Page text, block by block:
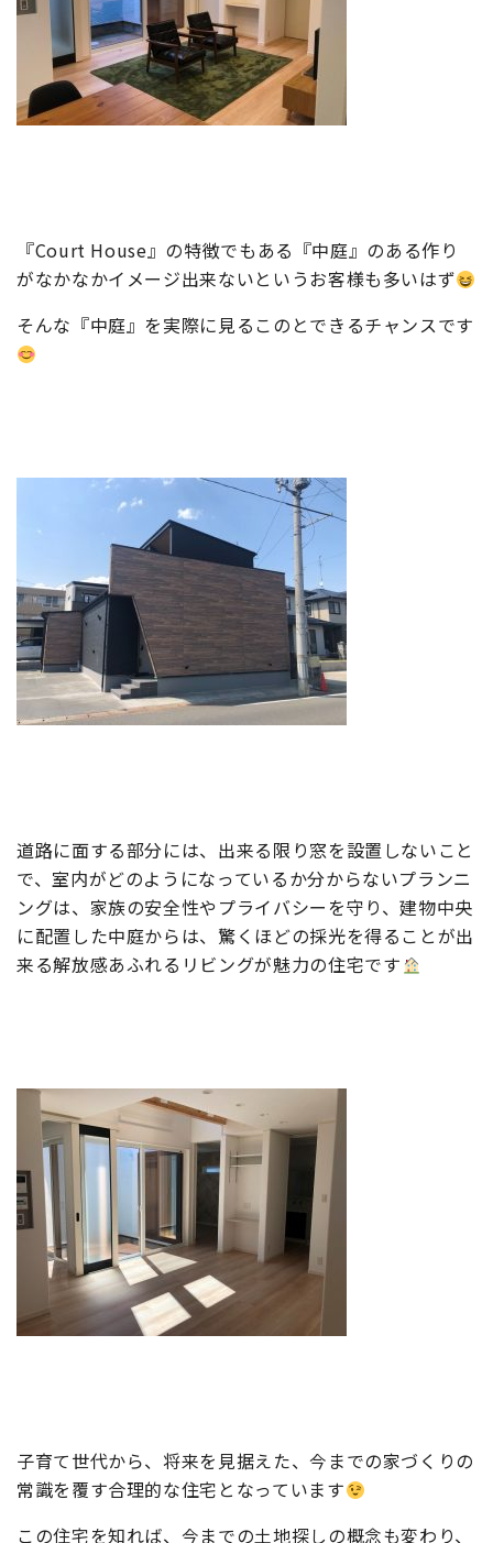
『Court House』の特徴でもある『中庭』のある作り
がなかなかイメージ出来ないというお客様も多いはず
そんな『中庭』を実際に見るこのとできるチャンスです
道路に面する部分には、出来る限り窓を設置しないこと
で、室内がどのようになっているか分からないプランニ
ングは、家族の安全性やプライバシーを守り、建物中央
に配置した中庭からは、驚くほどの採光を得ることが出
来る解放感あふれるリビングが魅力の住宅です
子育て世代から、将来を見据えた、今までの家づくりの
常識を覆す合理的な住宅となっています
この住宅を知れば、今までの土地探しの概念も変わり、